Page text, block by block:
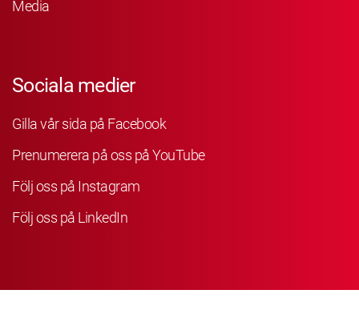
Media
Sociala medier
Gilla vår sida på Facebook
Prenumerera på oss på YouTube
Följ oss på Instagram
Följ oss på LinkedIn